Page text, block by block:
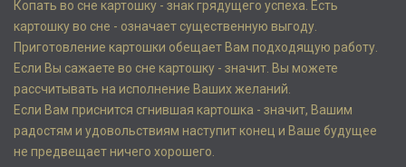
Копать во сне картошку - знак грядущего успеха. Есть
картошку во сне - означает существенную выгоду.
Приготовление картошки обещает Вам подходящую работу.
Если Вы сажаете во сне картошку - значит. Вы можете
рассчитывать на исполнение Ваших желаний.
Если Вам приснится сгнившая картошка - значит, Вашим
радостям и удовольствиям наступит конец и Ваше будущее
не предвещает ничего хорошего.